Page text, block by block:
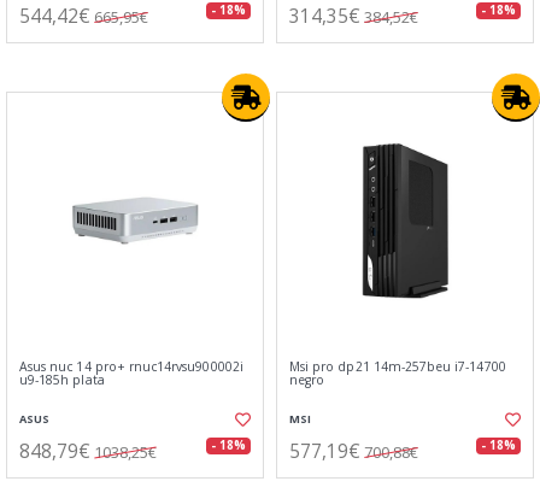
544,42€ 665,95€ - 18% 314,35€ 384,52€ - 18%
Asus nuc 14 pro+ rnuc14rvsu900002i
u9-185h plata
ASUS
848,79€ 1038,25€ - 18%
Msi pro dp21 14m-257beu i7-14700
negro
MSI
577,19€ 700,88€ - 18%